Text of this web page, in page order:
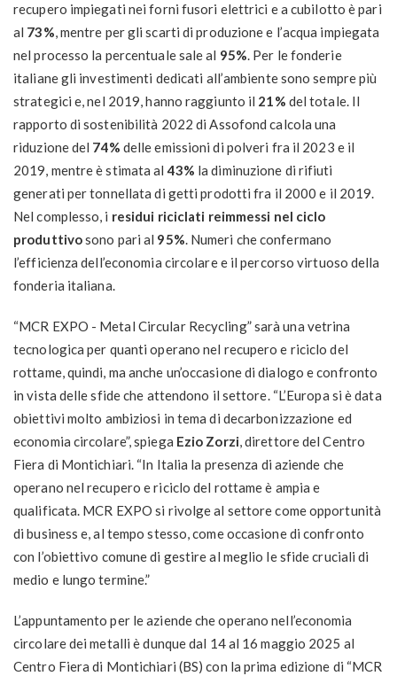
recupero impiegati nei forni fusori elettrici e a cubilotto è pari
al 73%, mentre per gli scarti di produzione e l’acqua impiegata
nel processo la percentuale sale al 95%. Per le fonderie
italiane gli investimenti dedicati all’ambiente sono sempre più
strategici e, nel 2019, hanno raggiunto il 21% del totale. Il
rapporto di sostenibilità 2022 di Assofond calcola una
riduzione del 74% delle emissioni di polveri fra il 2023 e il
2019, mentre è stimata al43% la diminuzione di rifiuti
generati per tonnellata di getti prodotti fra il 2000 e il 2019.
Nel complesso, i residui riciclati reimmessi nel ciclo
produttivosono pari al 95%. Numeri che confermano
l’efficienza dell’economia circolare e il percorso virtuoso della
fonderia italiana.
“MCR EXPO - Metal Circular Recycling” sarà una vetrina
tecnologica per quanti operano nel recupero e riciclo del
rottame, quindi, ma anche un’occasione di dialogo e confronto
in vista delle sfide che attendono il settore. “L’Europa si è data
obiettivi molto ambiziosi in tema di decarbonizzazione ed
economia circolare”, spiega Ezio Zorzi, direttore del Centro
Fiera di Montichiari. “In Italia la presenza di aziende che
operano nel recupero e riciclo del rottame è ampia e
qualificata. MCR EXPO si rivolge al settore come opportunità
di business e, al tempo stesso, come occasione di confronto
con l’obiettivo comune di gestire al meglio le sfide cruciali di
medio e lungo termine.”
L’appuntamento per le aziende che operano nell’economia
circolare dei metalli è dunque dal 14 al 16 maggio 2025 al
Centro Fiera di Montichiari (BS) con la prima edizione di “MCR